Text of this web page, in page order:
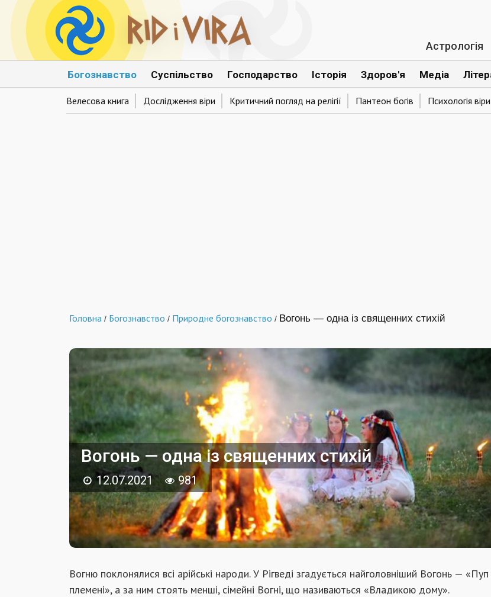
Астрологія
Богознавство
Велесова книга Дослідження віри Критичний погляд на релігії Пантеон богів Психологія віри
Суспільство Господарство Історія Здоров'я Медіа
Головна / Богознавство / Природне богознавство / Вогонь — одна із священних стихій
Вогонь — одна із священних стихій
12.07.2021 981
Вогню поклонялися всі арійські народи. У Рігведі згадується найголовніший Вогонь — «Пуп
племені», а за ним стоять менші, сімейні Вогні, що називаються «Владикою дому».